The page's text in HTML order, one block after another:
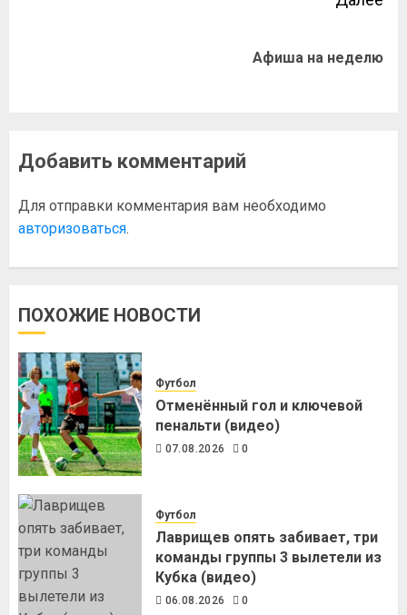
Афиша на неделю
Добавить комментарий
Для отправки комментария вам необходимо
авторизоваться.
ПОХОЖИЕ НОВОСТИ
Футбол
Отменённый гол и ключевой
пенальти (видео)
07.08.2026 0
Футбол
Лаврищев опять забивает, три
команды группы 3 вылетели из
Кубка (видео)
06.08.2026 0